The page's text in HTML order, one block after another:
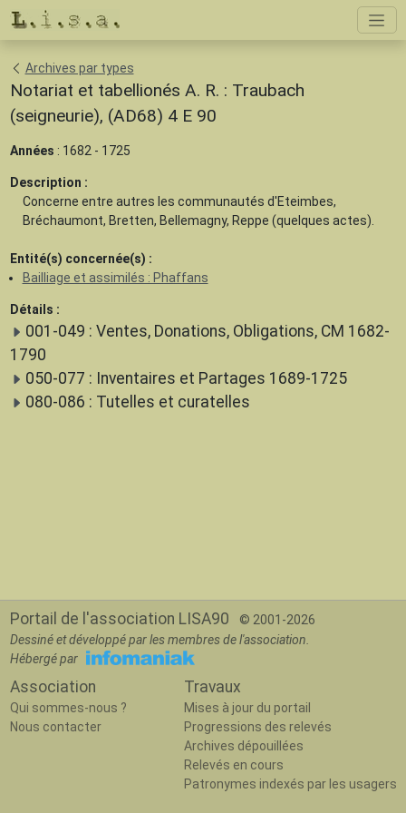
Archives par types
Notariat et tabellionés A. R. : Traubach
(seigneurie), (AD68) 4 E 90
Années : 1682 - 1725
Description :
Concerne entre autres les communautés d'Eteimbes,
Bréchaumont, Bretten, Bellemagny, Reppe (quelques actes).
Entité(s) concernée(s) :
Bailliage et assimilés : Phaffans
Détails :
001-049 : Ventes, Donations, Obligations, CM 1682-
1790
050-077 : Inventaires et Partages 1689-1725
080-086 : Tutelles et curatelles
Portail de l'association LISA90
© 2001-2026
Dessiné et développé par les membres de l'association.
Hébergé par
Association
Qui sommes-nous ?
Nous contacter
Travaux
Mises à jour du portail
Progressions des relevés
Archives dépouillées
Relevés en cours
Patronymes indexés par les usagers